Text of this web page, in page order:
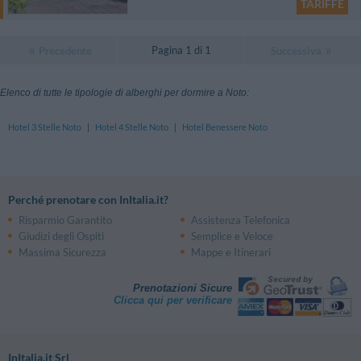
TARIFFE
Pagina 1 di 1
Elenco di tutte le tipologie di alberghi per dormire a Noto:
Hotel 3 Stelle Noto Hotel 4 Stelle Noto Hotel Benessere Noto
Perché prenotare con InItalia.it?
Risparmio Garantito
Assistenza Telefonica
Giudizi degli Ospiti
Semplice e Veloce
Massima Sicurezza
Mappe e Itinerari
Prenotazioni Sicure
Clicca qui per verificare
InItalia.it Srl